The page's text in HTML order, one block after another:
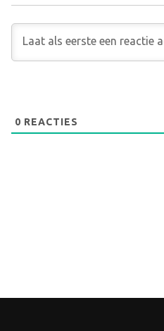
0 REACTIES